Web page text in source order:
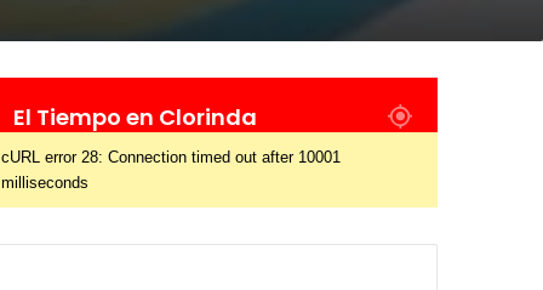
El Tiempo en Clorinda
cURL error 28: Connection timed out after 10001
milliseconds